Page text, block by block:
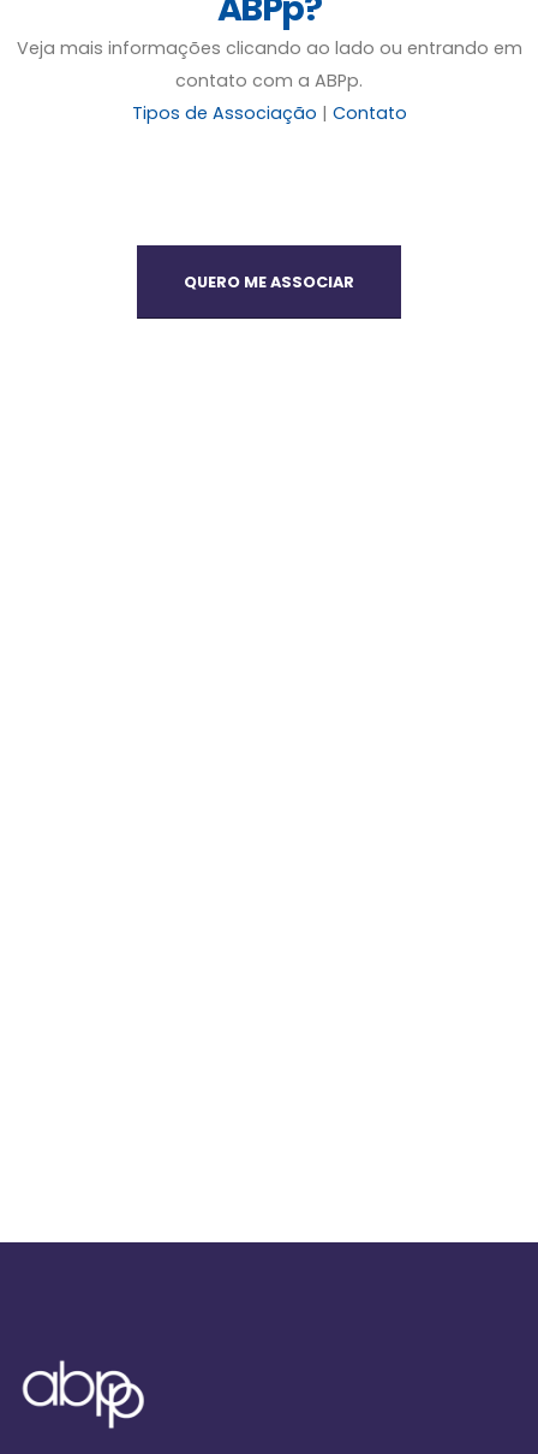
Veja mais informações clicando ao lado ou entrando em
contato com a ABPp.
Tipos de Associação | Contato
QUERO ME ASSOCIAR